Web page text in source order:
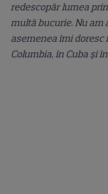
redescopăr lumea
multă bucurie. Nu am
asemenea îmi doresc
Columbia, în Cuba și